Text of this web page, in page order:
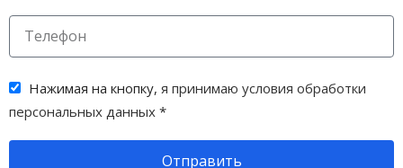
Нажимая на кнопку, я принимаю условия обработки
персональных данных *
Отправить